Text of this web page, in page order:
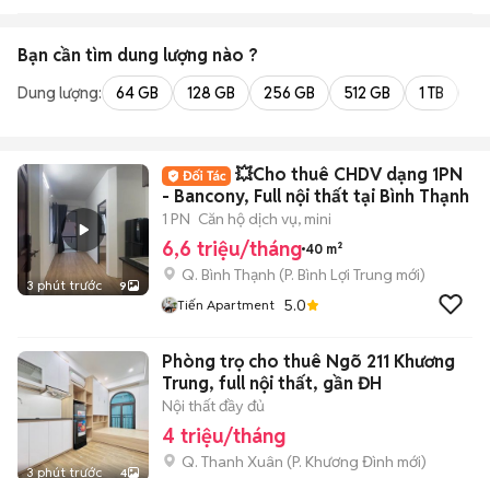
Bạn cần tìm dung lượng nào ?
Dung lượng: 64 GB 128 GB 256 GB 512 GB 1 TB
3 phút trước 9
💥Cho thuê CHDV dạng 1PN
- Bancony, Full nội thất tại Bình Thạnh
1 PN Căn hộ dịch vụ, mini
6,6 triệu/tháng 40 m²
Q. Bình Thạnh (P. Bình Lợi Trung mới)
Tiến Apartment 5.0
3 phút trước 4
Phòng trọ cho thuê Ngõ 211 Khương
Trung, full nội thất, gần ĐH
Nội thất đầy đủ
4 triệu/tháng
Q. Thanh Xuân (P. Khương Đình mới)